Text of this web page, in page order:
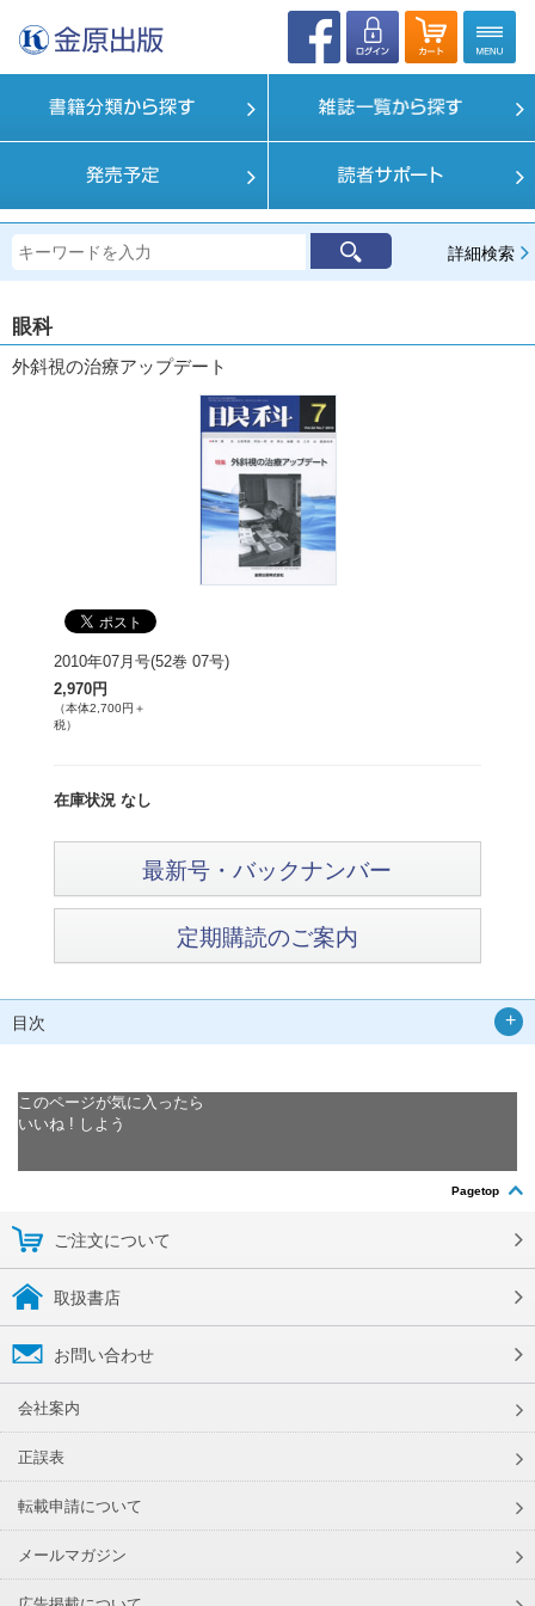
詳細検索
眼科
外斜視の治療アップデート
2010年07月号(52巻 07号)
2,970円
（本体2,700円＋
税）
在庫状況 なし
最新号・バックナンバー
定期購読のご案内
目次
このページが気に入ったら
いいね ! しよう
Pagetop
ご注文について
取扱書店
お問い合わせ
会社案内
正誤表
転載申請について
メールマガジン